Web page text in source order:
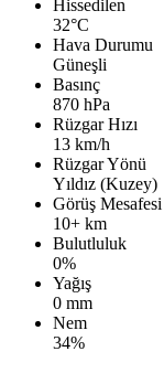
Hissedilen
32°C
Hava Durumu
Güneşli
Basınç
870 hPa
Rüzgar Hızı
13 km/h
Rüzgar Yönü
Yıldız (Kuzey)
Görüş Mesafesi
10+ km
Bulutluluk
0%
Yağış
0 mm
Nem
34%